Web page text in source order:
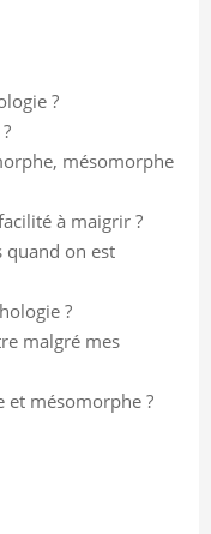
?
mésomorphe
à maigrir ?
quand on est
?
malgré mes
et mésomorphe ?